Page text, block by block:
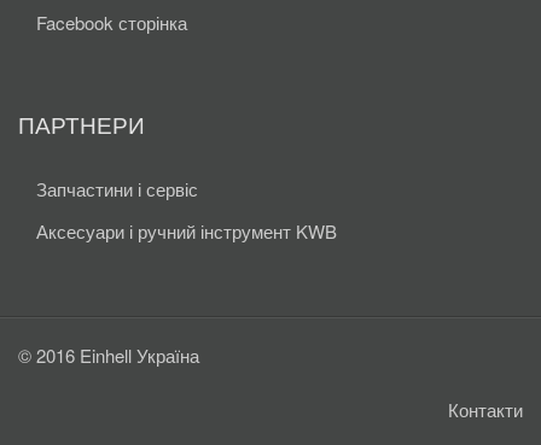
Facebook сторінка
ПАРТНЕРИ
Запчастини і сервіс
Аксесуари і ручний інструмент KWB
© 2016 Einhell Україна
Контакти